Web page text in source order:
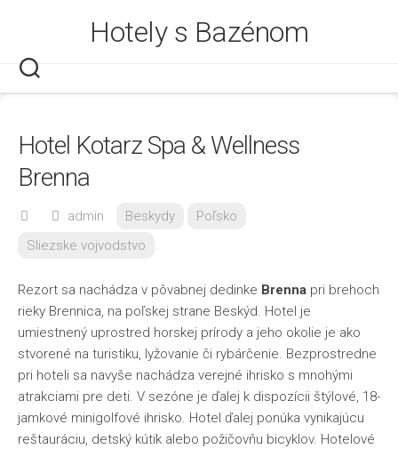
Hotely s Bazénom
Hotel Kotarz Spa & Wellness
Brenna
admin Beskydy
Poľsko
Sliezske vojvodstvo
Rezort sa nachádza v pôvabnej dedinke Brenna pri brehoch
rieky Brennica, na poľskej strane Beskýd. Hotel je
umiestnený uprostred horskej prírody a jeho okolie je ako
stvorené na turistiku, lyžovanie či rybárčenie. Bezprostredne
pri hoteli sa navyše nachádza verejné ihrisko s mnohými
atrakciami pre deti. V sezóne je ďalej k dispozícii štýlové, 18-
jamkové minigolfové ihrisko. Hotel ďalej ponúka vynikajúcu
reštauráciu, detský kútik alebo požičovňu bicyklov. Hotelové